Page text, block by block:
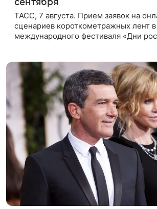
ТАСС, 7 августа. Прием заявок на
сценариев короткометражных лент
международного фестиваля «Дни